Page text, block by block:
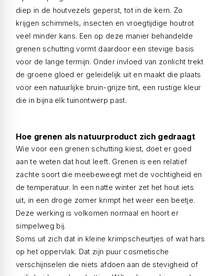
diep in de houtvezels geperst, tot in de kern. Zo
krijgen schimmels, insecten en vroegtijdige houtrot
veel minder kans. Een op deze manier behandelde
grenen schutting vormt daardoor een stevige basis
voor de lange termijn. Onder invloed van zonlicht trekt
de groene gloed er geleidelijk uit en maakt die plaats
voor een natuurlijke bruin-grijze tint, een rustige kleur
die in bijna elk tuinontwerp past.
Hoe grenen als natuurproduct zich gedraagt
Wie voor een grenen schutting kiest, doet er goed
aan te weten dat hout leeft. Grenen is een relatief
zachte soort die meebeweegt met de vochtigheid en
de temperatuur. In een natte winter zet het hout iets
uit, in een droge zomer krimpt het weer een beetje.
Deze werking is volkomen normaal en hoort er
simpelweg bij.
Soms uit zich dat in kleine krimpscheurtjes of wat hars
op het oppervlak. Dat zijn puur cosmetische
verschijnselen die niets afdoen aan de stevigheid of